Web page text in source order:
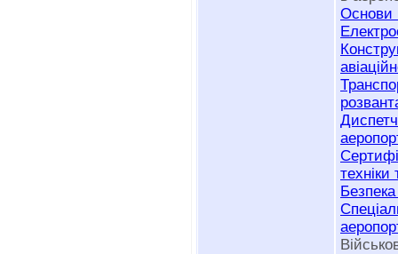
Основи
техніки
Безпека